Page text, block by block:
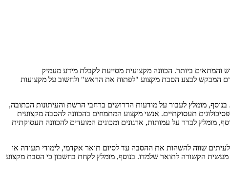
והמתאים ביותר. הכוונה מקצועית מסייעת לקבלת מידע מעמיק
המבקש לבצע הסבת מקצוע "לפתוח את הראש" ולחשוב על מקצועות
מומלץ לעבור על מודעות הדרושים ברחבי הרשת והעיתונות הכתובה,
תעסוקתיים. אנשי מקצוע המתמחים בהכוונה להסבה מקצועית
מומלץ לברר על עמותות, ארגונים ומכונים המועדים להכוונה תעסוקתית
שווה להשהות את ההסבה עד לסיום תואר אקדמי, לימודי תעודה או
הקשורה לתואר שלמדו. בנוסף, מומלץ לקחת בחשבון כי הסבת מקצוע